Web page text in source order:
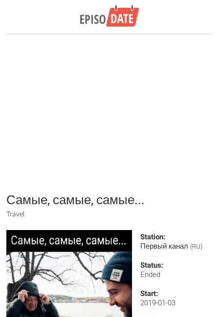
Самые, самые, самые...
Travel
Station:
Первый канал (RU)
Status:
Ended
Start:
2019-01-03